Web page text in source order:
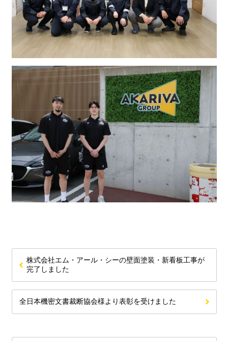
株式会社エム・アール・シーの壁面塗装・新看板工事が
完了しました
全日本機密文書裁断協会様より表彰を受けました